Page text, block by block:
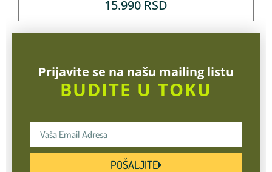
15.990 RSD
Prijavite se na našu mailing listu
BUDITE U TOKU
POŠALJITE